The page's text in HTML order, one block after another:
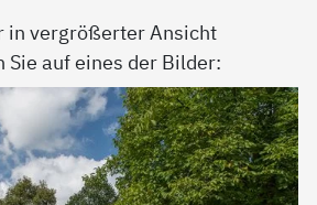
in vergrößerter Ansicht
Sie auf eines der Bilder: